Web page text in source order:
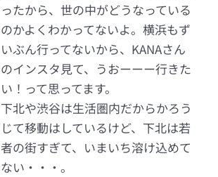
ったから、世の中がどうなっている
のかよくわかってないよ。横浜もず
いぶん行ってないから、KANAさん
のインスタ見て、うおーーー行きた
い！って思ってます。
下北や渋谷は生活圏内だからかろう
じて移動はしているけど、下北は若
者の街すぎて、いまいち溶け込めて
ない・・・。